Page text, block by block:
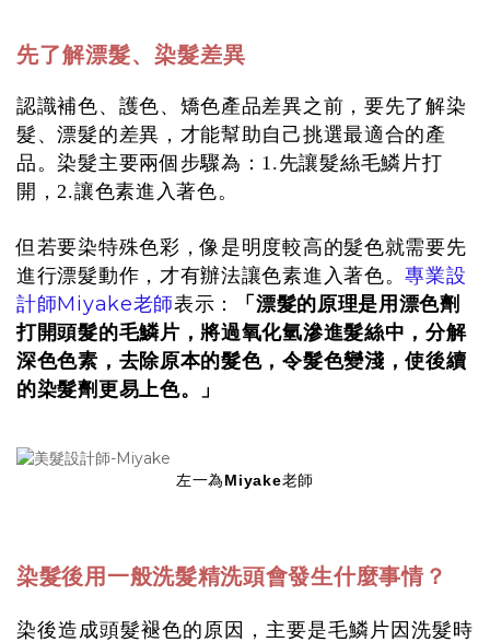
先了解漂髮、染髮差異
認識補色、護色、矯色產品差異之前，要先了解染
髮、漂髮的差異，才能幫助自己挑選最適合的產
品。染髮主要兩個步驟為：1.先讓髮絲毛鱗片打
開，2.讓色素進入著色。
但若要染特殊色彩，像是明度較高的髮色就需要先
進行漂髮動作，才有辦法讓色素進入著色。專業設
計師Miyake老師表示：
「漂髮的原理是用漂色劑
打開頭髮的毛鱗片，將過氧化氫滲進髮絲中，分解
深色色素，去除原本的髮色，令髮色變淺，使後續
的染髮劑更易上色。」
左一為Miyake老師
染髮後用一般洗髮精洗頭會發生什麼事情？
染後造成頭髮褪色的原因，主要是毛鱗片因洗髮時